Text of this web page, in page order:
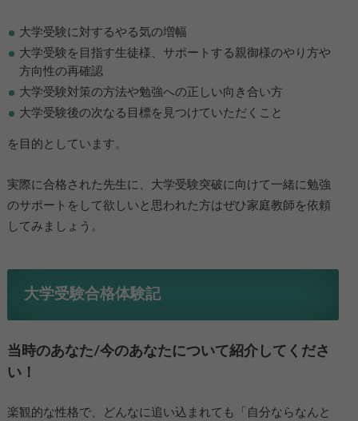
大学受験に対するやる気の増幅
大学受験を目指す生徒様、サポートする親御様のやり方や
方向性の再確認
大学受験対策の方法や勉強への正しい向き合い方
大学受験後の次なる目標を見つけていただくこと
を目的としています。
実際に合格された先生に、大学受験突破に向けて一緒に勉強
のサポートをして欲しいと思われた方はぜひ家庭教師を依頼
してみましょう。
大学受験合格体験記
当時のあなた/今のあなたについて紹介してくださ
い！
楽観的な性格で、どんなに追い込まれても「自分ならなんと